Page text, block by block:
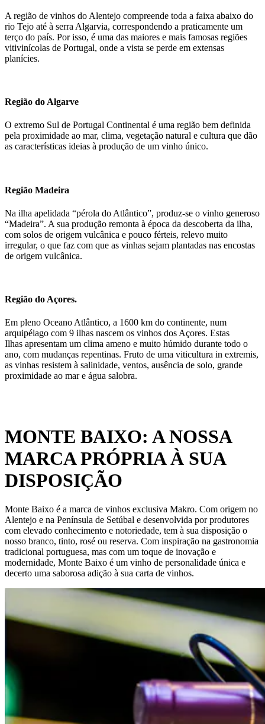
A região de vinhos do Alentejo compreende toda a faixa abaixo do
rio Tejo até à serra Algarvia, correspondendo a praticamente um
terço do país. Por isso, é uma das maiores e mais famosas regiões
vitivinícolas de Portugal, onde a vista se perde em extensas
planícies.
Região do Algarve
O extremo Sul de Portugal Continental é uma região bem definida
pela proximidade ao mar, clima, vegetação natural e cultura que dão
as características ideias à produção de um vinho único.
Região Madeira
Na ilha apelidada “pérola do Atlântico”, produz-se o vinho generoso
“Madeira”. A sua produção remonta à época da descoberta da ilha,
com solos de origem vulcânica e pouco férteis, relevo muito
irregular, o que faz com que as vinhas sejam plantadas nas encostas
de origem vulcânica.
Região do Açores.
Em pleno Oceano Atlântico, a 1600 km do continente, num
arquipélago com 9 ilhas nascem os vinhos dos Açores. Estas
Ilhas apresentam um clima ameno e muito húmido durante todo o
ano, com mudanças repentinas. Fruto de uma viticultura in extremis,
as vinhas resistem à salinidade, ventos, ausência de solo, grande
proximidade ao mar e água salobra.
MONTE BAIXO: A NOSSA
MARCA PRÓPRIA À SUA
DISPOSIÇÃO
Monte Baixo é a marca de vinhos exclusiva Makro. Com origem no
Alentejo e na Península de Setúbal e desenvolvida por produtores
com elevado conhecimento e notoriedade, tem à sua disposição o
nosso branco, tinto, rosé ou reserva. Com inspiração na gastronomia
tradicional portuguesa, mas com um toque de inovação e
modernidade, Monte Baixo é um vinho de personalidade única e
decerto uma saborosa adição à sua carta de vinhos.